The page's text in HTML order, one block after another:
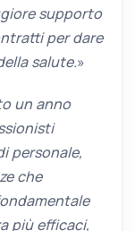
supporto
per dare
salute.»
un anno
personale,
che
più efficaci,